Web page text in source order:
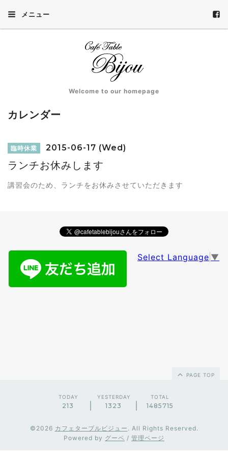
メニュー
Welcome to our homepage
カレンダー
臨時休業 2015-06-17 (Wed)
ランチお休みします
講習会のため、ランチをお休みさせていただきます
Select Language ▼
PAGE TOP
TODAY
213
YESTERDAY
1323
TOTAL
1485715
©2026 カフェターブルビジュー . All Rights Reserved.
Powered by グーペ / 管理ページ